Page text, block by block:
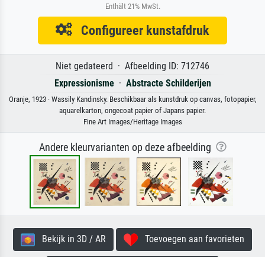
Enthält 21% MwSt.
Configureer kunstafdruk
Niet gedateerd · Afbeelding ID: 712746
Expressionisme· Abstracte Schilderijen
Oranje, 1923 · Wassily Kandinsky. Beschikbaar als kunstdruk op canvas, fotopapier,
aquarelkarton, ongecoat papier of Japans papier.
Fine Art Images/Heritage Images
Andere kleurvarianten op deze afbeelding
Bekijk in 3D / AR Toevoegen aan favorieten